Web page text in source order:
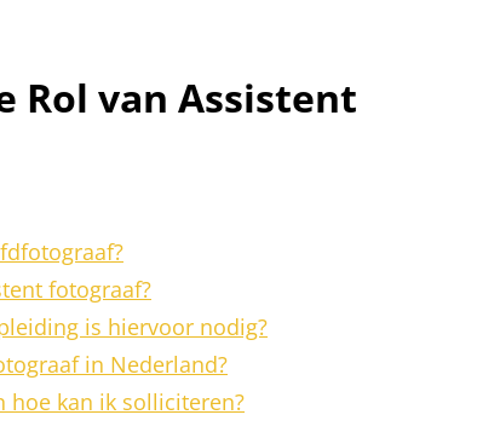
Rol van Assistent
fotograaf?
is hiervoor nodig?
in Nederland?
hoe kan ik solliciteren?